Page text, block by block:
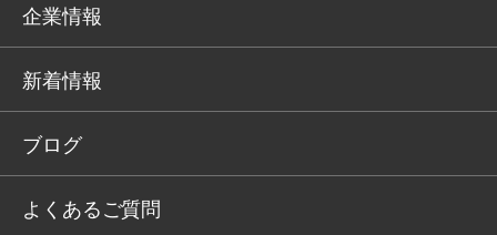
企業情報
新着情報
ブログ
よくあるご質問